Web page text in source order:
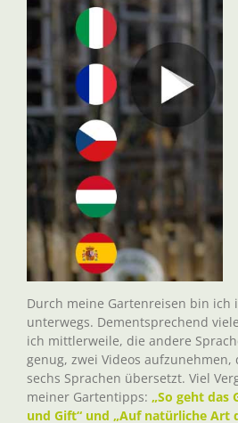
Durch meine Gartenreisen bin ich
unterwegs. Dementsprechend
ich mittlerweile, die andere
genug, zwei Videos
sechs Sprachen übersetzt. Viel
meiner Gartentipps: „So geht das
und Gift“ und „Auf natürliche Art